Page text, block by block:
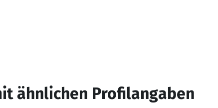
ähnlichen Profilangaben